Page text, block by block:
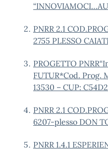
PNRR 2.1
2755 PLESSO
PROGETTO
FUTUR*Cod. Prog.
13530 – CUP:
PNRR 2.1
6207-plesso DON
PNRR 1.4.1